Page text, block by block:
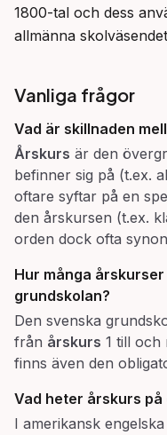
1800-tal och dess
allmänna
Vanliga frågor
Vad är skillnaden
Årskurs är den
befinner sig på (t.ex.
oftare syftar på en
den årskursen (t.ex.
orden dock ofta
Hur många
grundskolan?
Den svenska
från årskurs 1 till och
finns även den
Vad heter årskurs på
I amerikansk